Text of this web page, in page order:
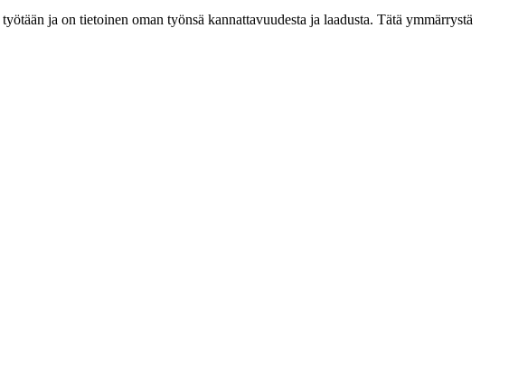
ja on tietoinen oman työnsä kannattavuudesta ja laadusta. Tätä ymmärrystä